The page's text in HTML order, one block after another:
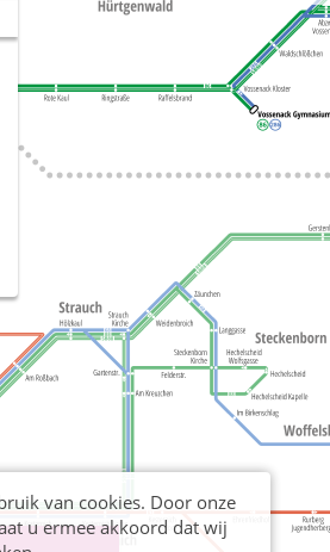
van cookies. Door onze
u ermee akkoord dat wij